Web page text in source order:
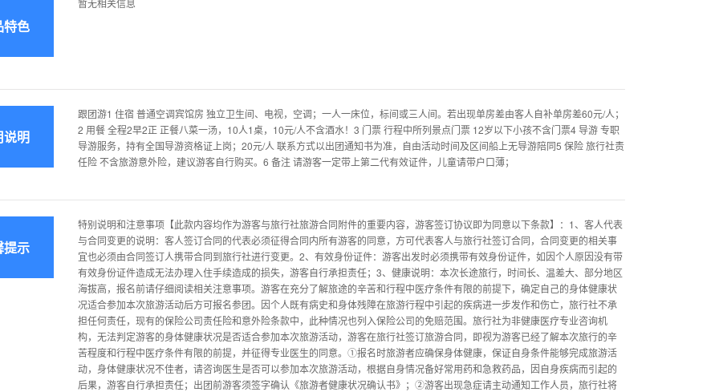
特色
暂无相关信息
说明
跟团游1 住宿 普通空调宾馆房 独立卫生间、电视，空调；一人一床位，标间或三人间。若出现单房差由客人自补单房差60元/人；
2 用餐 全程2早2正 正餐八菜一汤，10人1桌，10元/人不含酒水！3 门票 行程中所列景点门票 12岁以下小孩不含门票4 导游 专职
导游服务，持有全国导游资格证上岗；20元/人 联系方式以出团通知书为准，自由活动时间及区间船上无导游陪同5 保险 旅行社责
任险 不含旅游意外险，建议游客自行购买。6 备注 请游客一定带上第二代有效证件，儿童请带户口薄；
提示
特别说明和注意事项【此款内容均作为游客与旅行社旅游合同附件的重要内容，游客签订协议即为同意以下条款】：1、客人代表
与合同变更的说明：客人签订合同的代表必须征得合同内所有游客的同意，方可代表客人与旅行社签订合同，合同变更的相关事
宜也必须由合同签订人携带合同到旅行社进行变更。2、有效身份证件：游客出发时必须携带有效身份证件，如因个人原因没有带
有效身份证件造成无法办理入住手续造成的损失，游客自行承担责任；3、健康说明：本次长途旅行，时间长、温差大、部分地区
海拔高，报名前请仔细阅读相关注意事项。游客在充分了解旅途的辛苦和行程中医疗条件有限的前提下，确定自己的身体健康状
况适合参加本次旅游活动后方可报名参团。因个人既有病史和身体残障在旅游行程中引起的疾病进一步发作和伤亡，旅行社不承
担任何责任，现有的保险公司责任险和意外险条款中，此种情况也列入保险公司的免赔范围。旅行社为非健康医疗专业咨询机
构，无法判定游客的身体健康状况是否适合参加本次旅游活动，游客在旅行社签订旅游合同，即视为游客已经了解本次旅行的辛
苦程度和行程中医疗条件有限的前提，并征得专业医生的同意。①报名时旅游者应确保身体健康，保证自身条件能够完成旅游活
动，身体健康状况不佳者，请咨询医生是否可以参加本次旅游活动，根据自身情况备好常用药和急救药品，因自身疾病而引起的
后果，游客自行承担责任；出团前游客须签字确认《旅游者健康状况确认书》；②游客出现急症请主动通知工作人员，旅行社将